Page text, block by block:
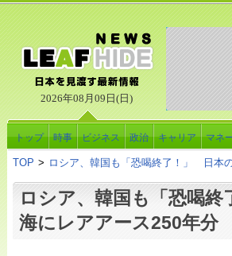
2026年08月09日(日)
トップ 時事 ビジネス 政治 キャリア マネ
TOP > ロシア、韓国も「恐喝終了！」 日本
ロシア、韓国も「恐喝
海にレアアース250年分